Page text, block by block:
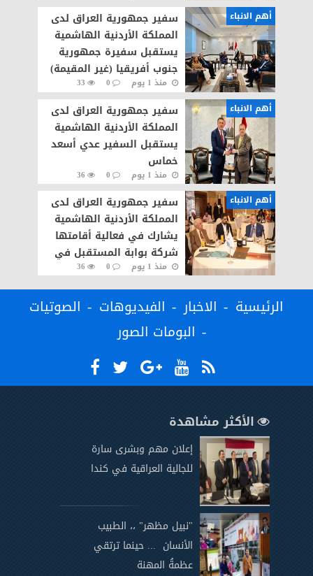
أهم الانباء
سفير جمهورية العراق لدى
المملكة الأردنية الهاشمية
يستقبل سفيرة جمهورية
جنوب أفريقيا (غير المقيمة)
لدى جمهورية العراق
منذ 1 يوم 0
33
أهم الانباء
سفير جمهورية العراق لدى
المملكة الأردنية الهاشمية
يستقبل السفير عدي أسعد
خماس
منذ 1 يوم 0
36
أهم الانباء
سفير جمهورية العراق لدى
المملكة الأردنية الهاشمية
يشارك في فعالية أقامتها
شركة بوابة المستقبل في
العاصمة الأردنية عمّان
منذ 1 يوم 0
36
الرئيسية الاخبار الفيديوهات
الصوتيات
البومات الصور
الأكثر مشاهدة
إعلان مهم وبشرى سارة
للجالية العراقية في كندا
"نبيل مظهر" ،، الطبيب
الأنسان ... حينما ترتقي
عظمةُ المهنة